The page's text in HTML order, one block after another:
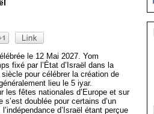
le 12 Mai 2027. Yom
fixé par l’État d’Israël dans la
pour célébrer la création de
lieu le 5 iyar.
les fêtes nationales d’Europe et sur
s’est doublée pour certains d’un
d’Israël étant perçue